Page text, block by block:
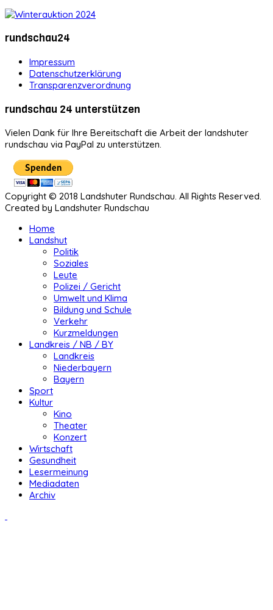
rundschau24
Impressum
Datenschutzerklärung
Transparenzverordnung
rundschau 24 unterstützen
Vielen Dank für Ihre Bereitschaft die Arbeit der landshuter
rundschau via PayPal zu unterstützen.
Copyright © 2018 Landshuter Rundschau. All Rights Reserved.
Created by Landshuter Rundschau
Home
Landshut
Politik
Soziales
Leute
Polizei / Gericht
Umwelt und Klima
Bildung und Schule
Verkehr
Kurzmeldungen
Landkreis / NB / BY
Landkreis
Niederbayern
Bayern
Sport
Kultur
Kino
Theater
Konzert
Wirtschaft
Gesundheit
Lesermeinung
Mediadaten
Archiv